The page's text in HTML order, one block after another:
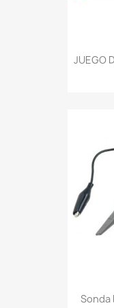
JUEGO
Sonda